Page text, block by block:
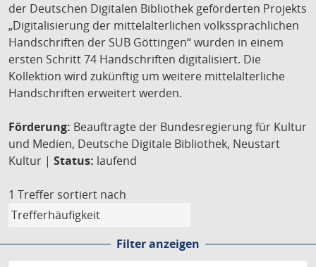
der Deutschen Digitalen Bibliothek geförderten Projekts
„Digitalisierung der mittelalterlichen volkssprachlichen
Handschriften der SUB Göttingen“ wurden in einem
ersten Schritt 74 Handschriften digitalisiert. Die
Kollektion wird zukünftig um weitere mittelalterliche
Handschriften erweitert werden.
Förderung: Beauftragte der Bundesregierung für Kultur
und Medien, Deutsche Digitale Bibliothek, Neustart
Kultur | Status: laufend
1 Treffer sortiert nach
Filter anzeigen